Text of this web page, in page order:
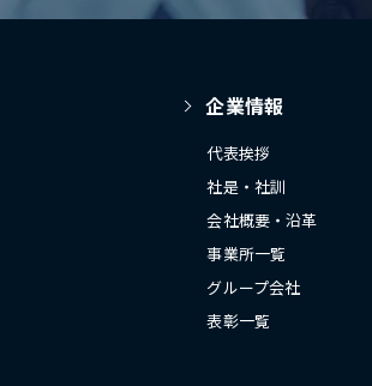
企業情報
代表挨拶
社是・社訓
会社概要・沿革
事業所一覧
グループ会社
表彰一覧